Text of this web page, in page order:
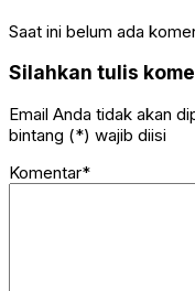
Saat ini belum ada
Silahkan tulis
Email Anda tidak akan
bintang (*) wajib diisi
Komentar*